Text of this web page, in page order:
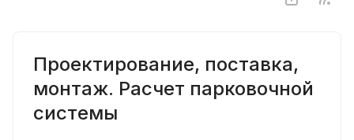
Проектирование, поставка,
монтаж. Расчет парковочной
системы